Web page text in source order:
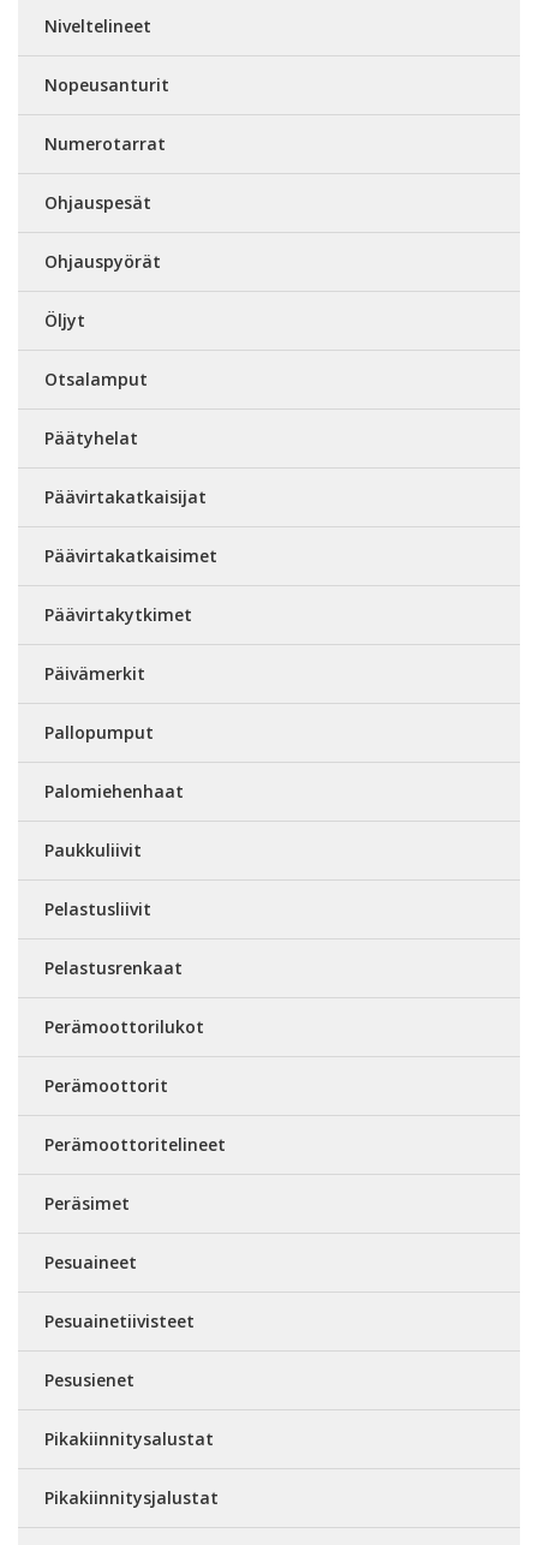
Niveltelineet
Nopeusanturit
Numerotarrat
Ohjauspesät
Ohjauspyörät
Öljyt
Otsalamput
Päätyhelat
Päävirtakatkaisijat
Päävirtakatkaisimet
Päävirtakytkimet
Päivämerkit
Pallopumput
Palomiehenhaat
Paukkuliivit
Pelastusliivit
Pelastusrenkaat
Perämoottorilukot
Perämoottorit
Perämoottoritelineet
Peräsimet
Pesuaineet
Pesuainetiivisteet
Pesusienet
Pikakiinnitysalustat
Pikakiinnitysjalustat